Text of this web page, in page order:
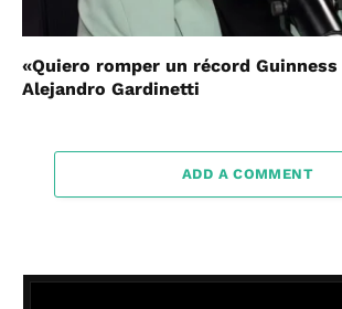
«Quiero romper un récord
Alejandro Gardinetti
ADD A COMMENT